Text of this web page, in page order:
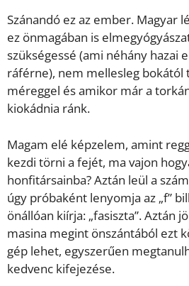
Szánandó ez az ember. Magyar
ez önmagában is
szükségessé (ami néhány hazai
ráférne), nem mellesleg bokától
méreggel és amikor már a
kiokádnia ránk.
Magam elé képzelem, amint
kezdi törni a fejét, ma vajon
honfitársainba? Aztán leül a
úgy próbaként lenyomja az „f”
önállóan kiírja: „fasiszta”. Aztán
masina megint önszántából ezt
gép lehet, egyszerűen
kedvenc kifejezése.